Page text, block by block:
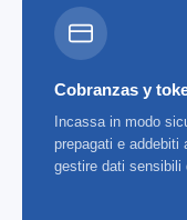
Cobranzas y
Incassa in modo
prepagati e addebiti
gestire dati sensibili